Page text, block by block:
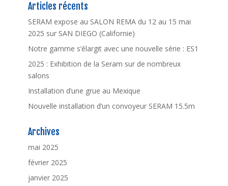
Articles récents
SERAM expose au SALON REMA du 12 au 15 mai
2025 sur SAN DIEGO (Californie)
Notre gamme s’élargit avec une nouvelle série : ES1
2025 : Exhibition de la Seram sur de nombreux
salons
Installation d’une grue au Mexique
Nouvelle installation d’un convoyeur SERAM 15.5m
Archives
mai 2025
février 2025
janvier 2025